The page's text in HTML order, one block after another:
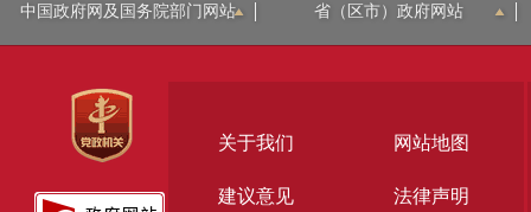
中国政府网及国务院部门网站 省（区市）政府网站
关于我们 网站地图
建议意见 法律声明